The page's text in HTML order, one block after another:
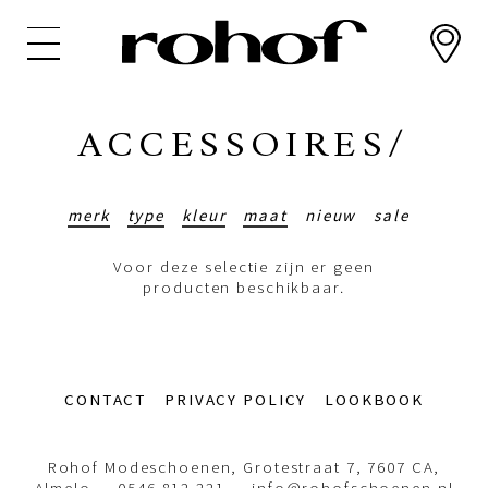
ACCESSOIRES/
merk type kleur maat nieuw sale
Voor deze selectie zijn er geen
producten beschikbaar.
Footer-CONTACT PRIVACY POLICY LOOKBOOK
Rohof Modeschoenen, Grotestraat 7, 7607 CA,